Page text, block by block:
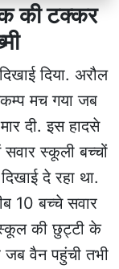
की टक्कर
दिया. अरौल
मच गया जब
दी. इस हादसे
स्कूली बच्चों
दे रहा था.
10 बच्चे सवार
की छुट्टी के
वैन पहुंची तभी